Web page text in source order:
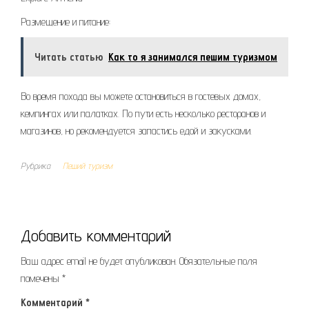
Размещение и питание:
Читать статью Как то я занимался пешим туризмом
Во время похода вы можете остановиться в гостевых домах,
кемпингах или палатках. По пути есть несколько ресторанов и
магазинов, но рекомендуется запастись едой и закусками.
Рубрика Пеший туризм
Добавить комментарий
Ваш адрес email не будет опубликован. Обязательные поля
помечены *
Комментарий *